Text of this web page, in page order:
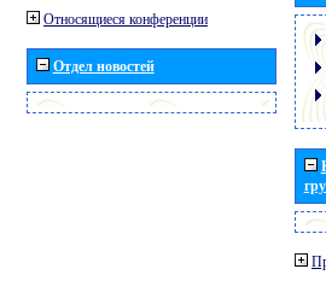
Относящиеся конференции
Отдел новостей